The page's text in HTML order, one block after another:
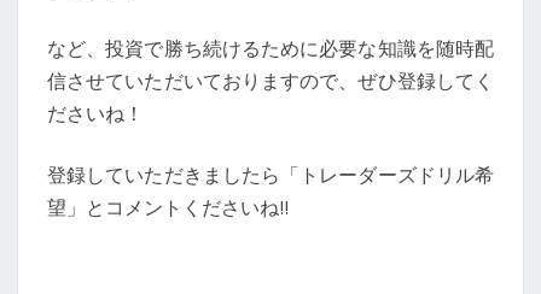
など、投資で勝ち続けるために必要な知識を随時配
信させていただいておりますので、ぜひ登録してく
ださいね！
登録していただきましたら「トレーダーズドリル希
望」とコメントくださいね!!